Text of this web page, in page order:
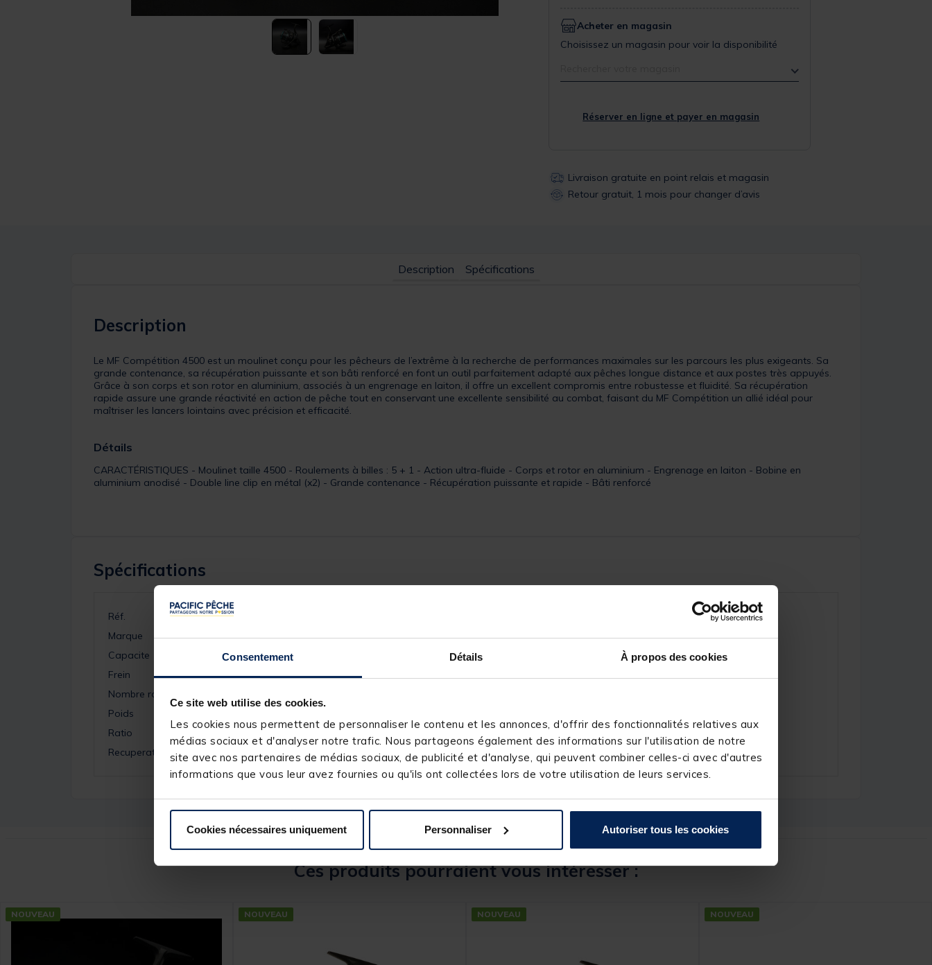
Consentement Détails À propos des cookies
Ce site web utilise des cookies.
Les cookies nous permettent de personnaliser le contenu et les annonces, d'offrir des fonctionnalités relatives aux
médias sociaux et d'analyser notre trafic. Nous partageons également des informations sur l'utilisation de notre
site avec nos partenaires de médias sociaux, de publicité et d'analyse, qui peuvent combiner celles-ci avec d'autres
informations que vous leur avez fournies ou qu'ils ont collectées lors de votre utilisation de leurs services.
Cookies nécessaires uniquement Personnaliser Autoriser tous les cookies
Acheter en magasin
Choisissez un magasin pour voir la disponibilité
Réserver en ligne et payer en magasin
Livraison gratuite en point relais et magasin
Retour gratuit, 1 mois pour changer d’avis
Description Spécifications
Description
Le MF Compétition 4500 est un moulinet conçu pour les pêcheurs de l’extrême à la recherche de performances maximales sur les parcours les plus exigeants. Sa
grande contenance, sa récupération puissante et son bâti renforcé en font un outil parfaitement adapté aux pêches longue distance et aux postes très appuyés.
Grâce à son corps et son rotor en aluminium, associés à un engrenage en laiton, il offre un excellent compromis entre robustesse et fluidité. Sa récupération
rapide assure une grande réactivité en action de pêche tout en conservant une excellente sensibilité au combat, faisant du MF Compétition un allié idéal pour
maîtriser les lancers lointains avec précision et efficacité.
Détails
CARACTÉRISTIQUES - Moulinet taille 4500 - Roulements à billes : 5 + 1 - Action ultra-fluide - Corps et rotor en aluminium - Engrenage en laiton - Bobine en
aluminium anodisé - Double line clip en métal (x2) - Grande contenance - Récupération puissante et rapide - Bâti renforcé
Spécifications
Réf.
Marque
RIVE
Capacite
200m de 26/100
Frein
Nombre roulements
Poids
Ratio
Recuperation
86cm
Ces produits pourraient vous intéresser :
NOUVEAU NOUVEAU NOUVEAU NOUVEAU